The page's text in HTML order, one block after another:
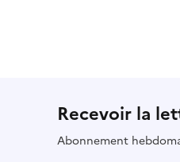
Recevoir la
Abonnement